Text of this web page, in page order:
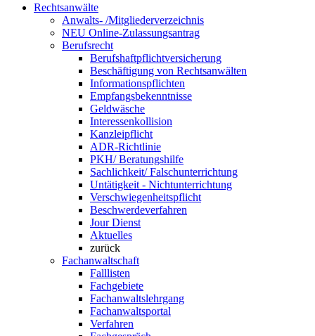
Rechtsanwälte
Anwalts- /Mitgliederverzeichnis
NEU Online-Zulassungsantrag
Berufsrecht
Berufshaftpflichtversicherung
Beschäftigung von Rechtsanwälten
Informationspflichten
Empfangsbekenntnisse
Geldwäsche
Interessenkollision
Kanzleipflicht
ADR-Richtlinie
PKH/ Beratungshilfe
Sachlichkeit/ Falschunterrichtung
Untätigkeit - Nichtunterrichtung
Verschwiegenheitspflicht
Beschwerdeverfahren
Jour Dienst
Aktuelles
zurück
Fachanwaltschaft
Falllisten
Fachgebiete
Fachanwaltslehrgang
Fachanwaltsportal
Verfahren